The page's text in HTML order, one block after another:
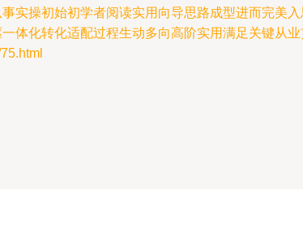
实操初始初学者阅读实用向导思路成型进而完美
体化转化适配过程生动多向高阶实用满足关键从业